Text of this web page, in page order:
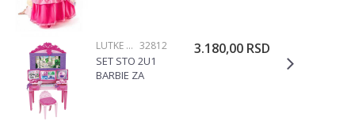
LUTKE OPREMA 32812
SET STO 2U1
BARBIE ZA
3.180,00 RSD